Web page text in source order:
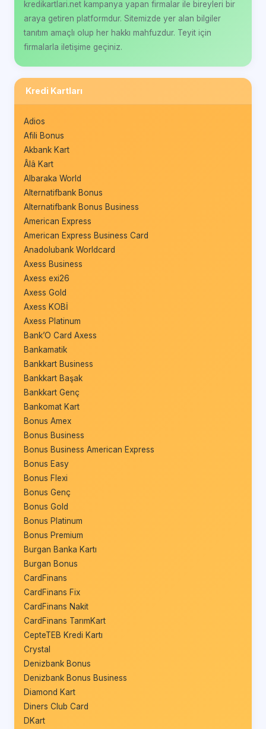
kredikartlari.net kampanya yapan firmalar ile bireyleri bir
araya getiren platformdur. Sitemizde yer alan bilgiler
tanıtım amaçlı olup her hakkı mahfuzdur. Teyit için
firmalarla iletişime geçiniz.
Kredi Kartları
Adios
Afili Bonus
Akbank Kart
Âlâ Kart
Albaraka World
Alternatifbank Bonus
Alternatifbank Bonus Business
American Express
American Express Business Card
Anadolubank Worldcard
Axess Business
Axess exi26
Axess Gold
Axess KOBİ
Axess Platinum
Bank’O Card Axess
Bankamatik
Bankkart Business
Bankkart Başak
Bankkart Genç
Bankomat Kart
Bonus Amex
Bonus Business
Bonus Business American Express
Bonus Easy
Bonus Flexi
Bonus Genç
Bonus Gold
Bonus Platinum
Bonus Premium
Burgan Banka Kartı
Burgan Bonus
CardFinans
CardFinans Fix
CardFinans Nakit
CardFinans TarımKart
CepteTEB Kredi Kartı
Crystal
Denizbank Bonus
Denizbank Bonus Business
Diamond Kart
Diners Club Card
DKart